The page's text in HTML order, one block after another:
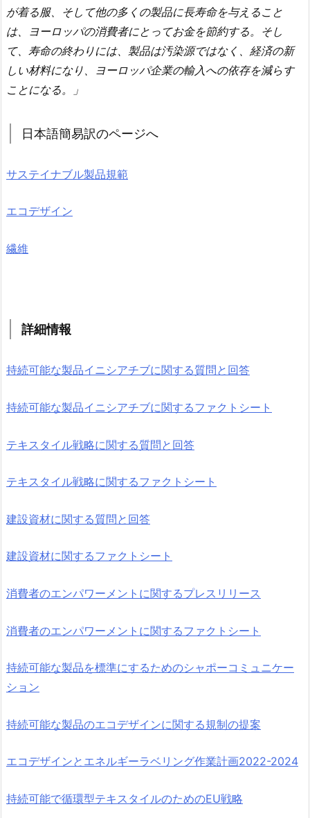
が着る服、そして他の多くの製品に長寿命を与えること
は、ヨーロッパの消費者にとってお金を節約する。そし
て、寿命の終わりには、製品は汚染源ではなく、経済の新
しい材料になり、ヨーロッパ企業の輸入への依存を減らす
ことになる。」
日本語簡易訳のページへ
サステイナブル製品規範
エコデザイン
繊維
詳細情報
持続可能な製品イニシアチブに関する質問と回答
持続可能な製品イニシアチブに関するファクトシート
テキスタイル戦略に関する質問と回答
テキスタイル戦略に関するファクトシート
建設資材に関する質問と回答
建設資材に関するファクトシート
消費者のエンパワーメントに関するプレスリリース
消費者のエンパワーメントに関するファクトシート
持続可能な製品を標準にするためのシャポーコミュニケー
ション
持続可能な製品のエコデザインに関する規制の提案
エコデザインとエネルギーラベリング作業計画2022-2024
持続可能で循環型テキスタイルのためのEU戦略